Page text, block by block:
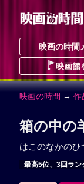
映画の時間
映画館
映画の時間 → 作
箱の中の
はこのなかのひ
最高5位、3回ラン